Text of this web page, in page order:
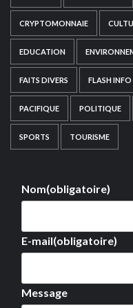
CRYPTOMONNAIE
EDUCATION
FAITS DIVERS FLASH INFO
PACIFIQUE POLITIQUE
SPORTS TOURISME
Nom(obligatoire)
E-mail(obligatoire)
Message